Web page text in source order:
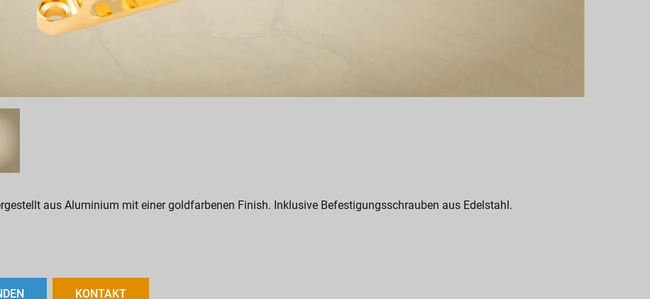
aus Aluminium mit einer goldfarbenen Finish. Inklusive Befestigungsschrauben aus Edelstahl.
KONTAKT